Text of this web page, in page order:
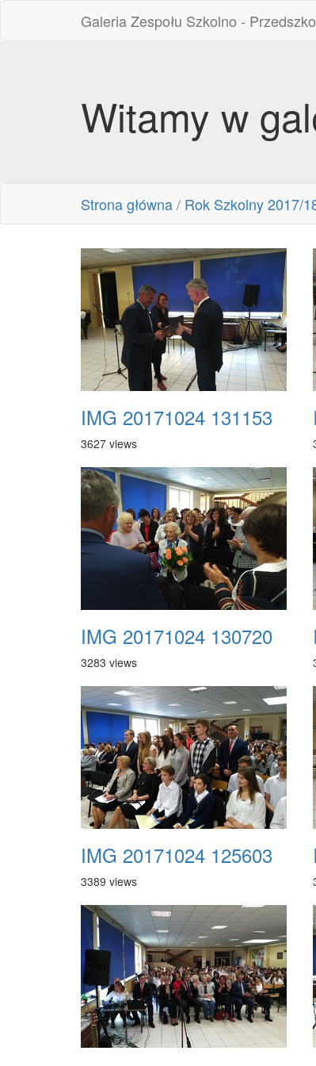
Galeria Zespołu Szkolno -
Witamy w
Strona główna/ Rok Szkolny 2017/
IMG 20171024 131153
3627 views
IMG 20171024 130720
3283 views
IMG 20171024 125603
3389 views